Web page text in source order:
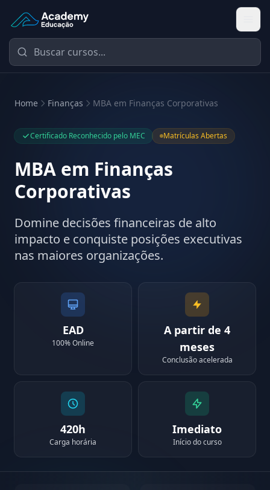
Academy Educação — Página Inicial
Home Finanças MBA em Finanças Corporativas
Certificado Reconhecido pelo MEC Matrículas Abertas
MBA em Finanças
Corporativas
Domine decisões financeiras de alto
impacto e conquiste posições executivas
nas maiores organizações.
EAD
100% Online
A partir de 4
meses
Conclusão acelerada
420h
Carga horária
Imediato
Início do curso